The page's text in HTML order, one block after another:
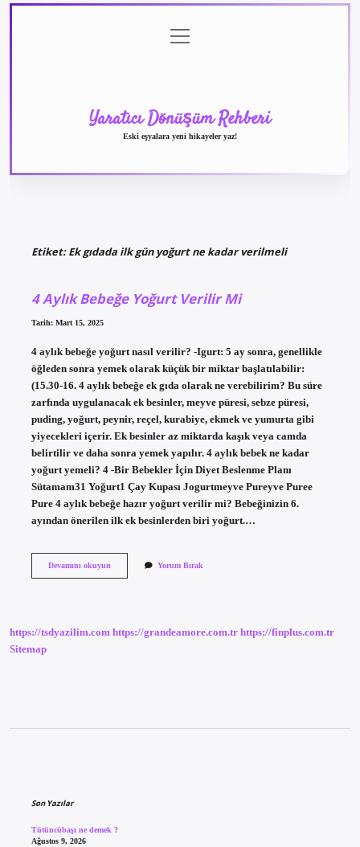
menüyü
aç
Yaratıcı Dönüşüm Rehberi
Eski eşyalara yeni hikayeler yaz!
Etiket:Ek gıdada ilk gün yoğurt ne kadar verilmeli
4 Aylık Bebeğe Yoğurt Verilir Mi
Tarih: Mart 15, 2025
4 aylık bebeğe yoğurt nasıl verilir? -Igurt: 5 ay sonra, genellikle
öğleden sonra yemek olarak küçük bir miktar başlatılabilir:
(15.30-16. 4 aylık bebeğe ek gıda olarak ne verebilirim? Bu süre
zarfında uygulanacak ek besinler, meyve püresi, sebze püresi,
puding, yoğurt, peynir, reçel, kurabiye, ekmek ve yumurta gibi
yiyecekleri içerir. Ek besinler az miktarda kaşık veya camda
belirtilir ve daha sonra yemek yapılır. 4 aylık bebek ne kadar
yoğurt yemeli? 4 -Bir Bebekler İçin Diyet Beslenme Planı
Sütamam31 Yoğurt1 Çay Kupası Jogurtmeyve Pureyve Puree
Pure 4 aylık bebeğe hazır yoğurt verilir mi? Bebeğinizin 6.
ayından önerilen ilk ek besinlerden biri yoğurt.…
Devamını okuyun4
Yorum Bırak
https://tsdyazilim.com https://grandeamore.com.tr https://finplus.com.tr
Sitemap
Son Yazılar
Tütüncübaşı ne demek ?
Ağustos 9, 2026